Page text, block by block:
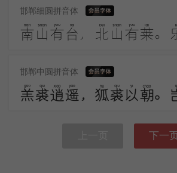
邯郸细圆拼音体
邯郸中圆拼音体
下一